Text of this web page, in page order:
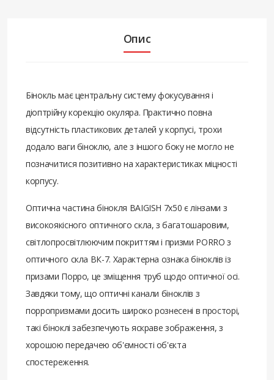
Опис
Бінокль має центральну систему фокусування і
діоптрійну корекцію окуляра. Практично повна
відсутність пластикових деталей у корпусі, трохи
додало ваги біноклю, але з іншого боку не могло не
позначитися позитивно на характеристиках міцності
корпусу.
Оптична частина бінокля BAIGISH 7х50 є лінзами з
високоякісного оптичного скла, з багатошаровим,
світлопросвітлюючим покриттям і призми PORRO з
оптичного скла ВК-7. Характерна ознака біноклів із
призами Порро, це зміщення труб щодо оптичної осі.
Завдяки тому, що оптичні канали біноклів з
порропризмами досить широко рознесені в просторі,
такі біноклі забезпечують яскраве зображення, з
хорошою передачею об'ємності об'єкта
спостереження.